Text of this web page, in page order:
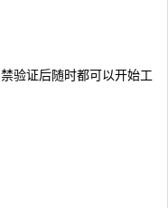
验证后随时都可以开始工